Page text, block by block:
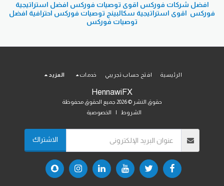
افضل شركات فوركس اقوى توصيات فوركس افضل استراتيجية
فوركس اقوى استراتيجية سكالبينج توصيات فوركس احترافية افضل
توصيات فوركس
HennawiFX
حقوق النشر © 2026 جميع الحقوق محفوظة
الشروط
| الخصوصية
الرئيسية افتح حساب تجريبي خدمات المزيد
الاشتراك